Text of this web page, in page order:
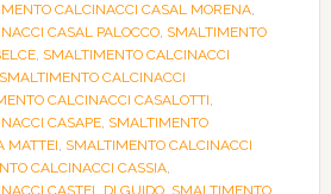
CALCINACCI CASAL MORENA,
CASAL PALOCCO, SMALTIMENTO
, SMALTIMENTO CALCINACCI
SMALTIMENTO CALCINACCI
CALCINACCI CASALOTTI,
CASAPE, SMALTIMENTO
MATTEI, SMALTIMENTO CALCINACCI
CALCINACCI CASSIA,
CASTEL DI GUIDO, SMALTIMENTO